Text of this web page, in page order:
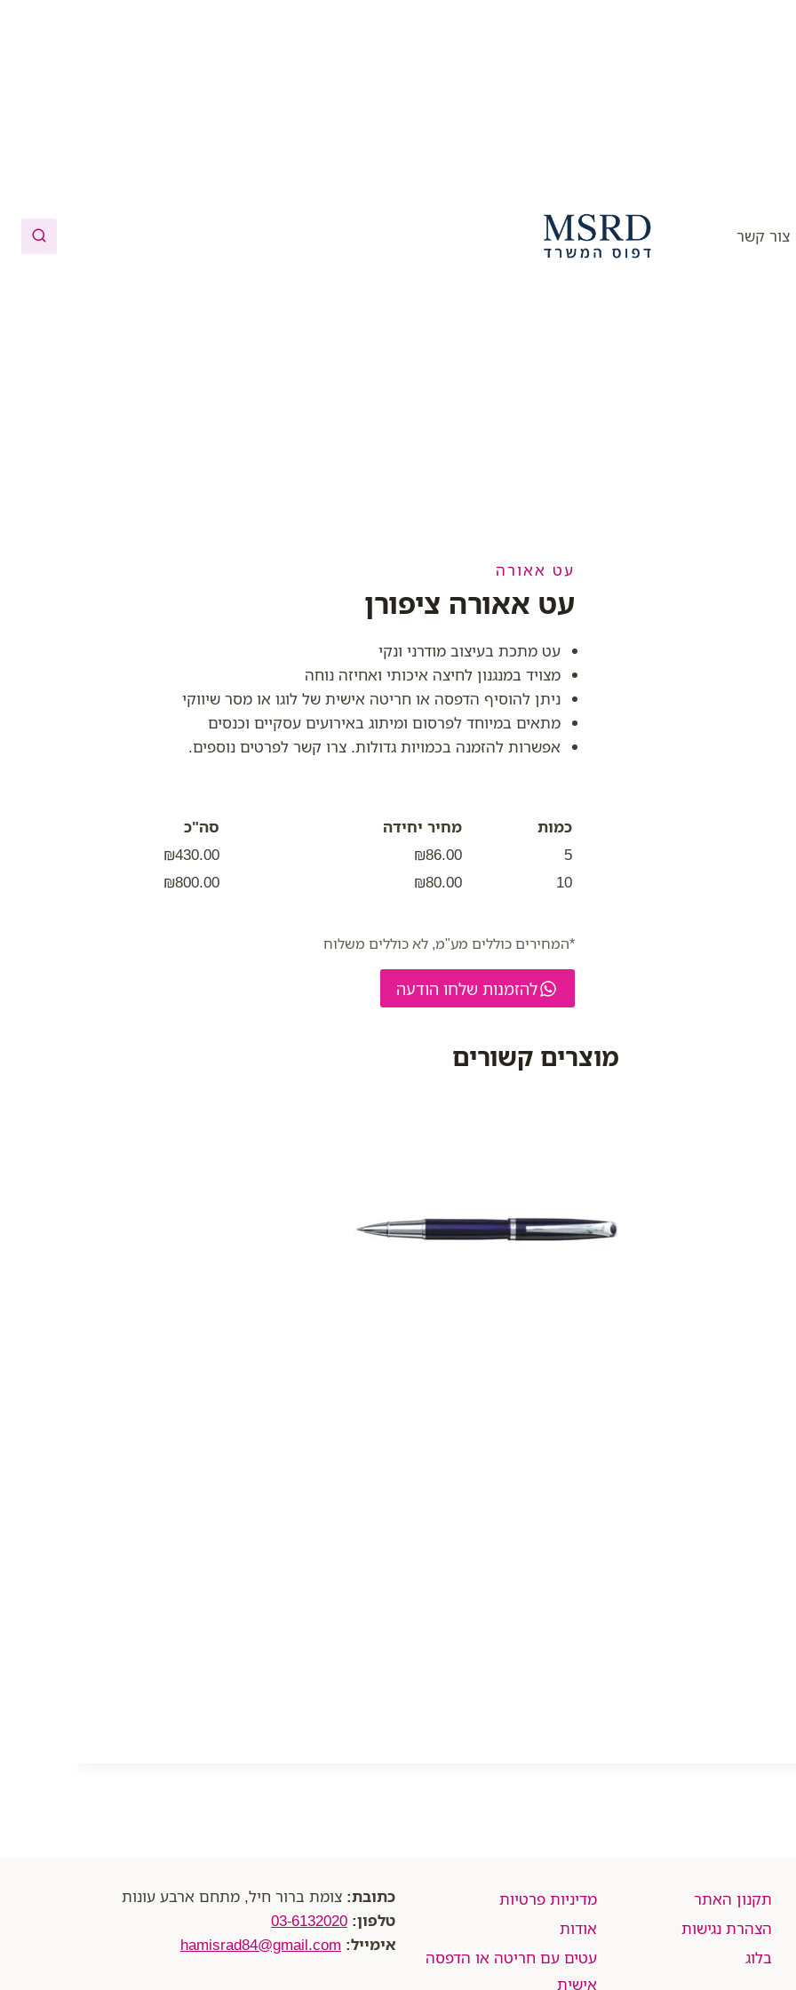
צור קשר
עט אאורה
עט אאורה ציפורן
עט מתכת בעיצוב מודרני ונקי
מצויד במנגנון לחיצה איכותי ואחיזה נוחה
ניתן להוסיף הדפסה או חריטה אישית של לוגו או מסר שיווקי
מתאים במיוחד לפרסום ומיתוג באירועים עסקיים וכנסים
אפשרות להזמנה בכמויות גדולות. צרו קשר לפרטים נוספים.
כמות מחיר יחידה
סה"כ
5
₪86.00
₪430.00
10
₪80.00
₪800.00
*המחירים כוללים מע"מ, לא כוללים משלוח
להזמנות שלחו הודעה
מוצרים קשורים
תקנון האתר
מדיניות פרטיות
הצהרת נגישות
אודות
בלוג
עטים עם חריטה או הדפסה
אישית
כתובת: צומת ברור חיל, מתחם ארבע עונות
טלפון: 03-6132020
אימייל: hamisrad84@gmail.com